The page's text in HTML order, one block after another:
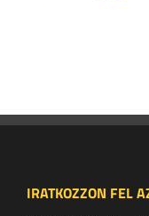
IRATKOZZON FEL